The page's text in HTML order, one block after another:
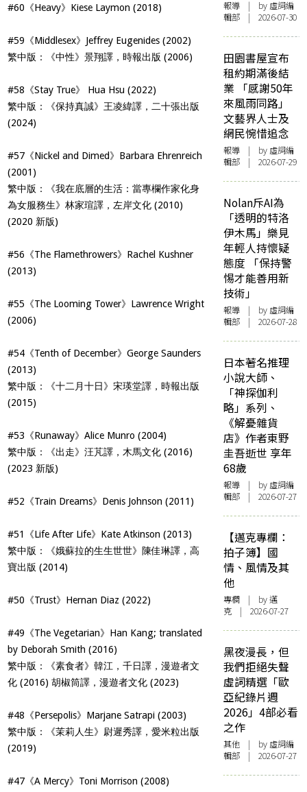
#60《Heavy》Kiese Laymon (2018)
#59《Middlesex》Jeffrey Eugenides (2002)
繁中版：《中性》景翔譯，時報出版 (2006)
#58《Stay True》 Hua Hsu (2022)
繁中版：《保持真誠》王凌緯譯，二十張出版
(2024)
#57《Nickel and Dimed》Barbara Ehrenreich
(2001)
繁中版：《我在底層的生活：當專欄作家化身
為女服務生》林家瑄譯，左岸文化 (2010)
(2020 新版)
#56《The Flamethrowers》Rachel Kushner
(2013)
#55《The Looming Tower》Lawrence Wright
(2006)
#54《Tenth of December》George Saunders
(2013)
繁中版：《十二月十日》宋瑛堂譯，時報出版
(2015)
#53《Runaway》Alice Munro (2004)
繁中版：《出走》汪芃譯，木馬文化 (2016)
(2023 新版)
#52《Train Dreams》Denis Johnson (2011)
#51《Life After Life》Kate Atkinson (2013)
繁中版：《娥蘇拉的生生世世》陳佳琳譯，高
寶出版 (2014)
#50《Trust》Hernan Diaz (2022)
#49《The Vegetarian》Han Kang; translated
by Deborah Smith (2016)
繁中版：《素食者》韓江，千日譯，漫遊者文
化 (2016) 胡椒筒譯，漫遊者文化 (2023)
#48《Persepolis》Marjane Satrapi (2003)
繁中版：《茉莉人生》尉遲秀譯，愛米粒出版
(2019)
#47《A Mercy》Toni Morrison (2008)
報導 | by 虛詞編
輯部 | 2026-07-30
田園書屋宣布
租約期滿後結
業 「感謝50年
來風雨同路」
文藝界人士及
網民惋惜追念
報導 | by 虛詞編
輯部 | 2026-07-29
Nolan斥AI為
「透明的特洛
伊木馬」樂見
年輕人持懷疑
態度 「保持警
惕才能善用新
技術」
報導 | by 虛詞編
輯部 | 2026-07-28
日本著名推理
小說大師、
「神探伽利
略」系列、
《解憂雜貨
店》作者東野
圭吾逝世 享年
68歲
報導 | by 虛詞編
輯部 | 2026-07-27
【邁克專欄：
拍子簿】國
情、風情及其
他
專欄 | by邁
克 | 2026-07-27
黑夜漫長，但
我們拒絕失聲
虛詞精選「歐
亞紀錄片週
2026」4部必看
之作
其他 | by 虛詞編
輯部 | 2026-07-27